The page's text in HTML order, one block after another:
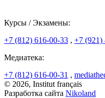
Курсы / Экзамены:
+7 (812) 616-00-33 , +7 (921)
Медиатека:
+7 (812) 616-00-31 ,
© 2026, Institut français
Разработка сайта Nikoland